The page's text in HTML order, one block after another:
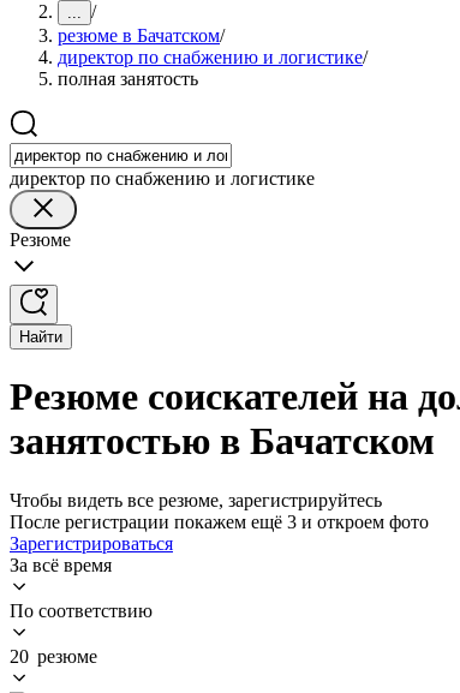
... /
резюме в Бачатском/
директор по снабжению и логистике/
полная занятость
директор по снабжению и логистике
Резюме
Найти
Резюме соискателей на
занятостью в Бачатском
Чтобы видеть все резюме, зарегистрируйтесь
После регистрации покажем ещё 3 и откроем фото
Зарегистрироваться
За всё время
По соответствию
20 резюме